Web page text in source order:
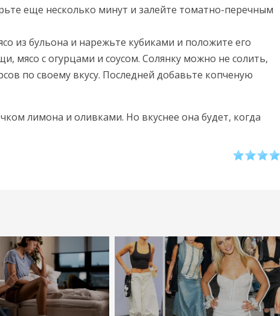
еще несколько минут и залейте томатно-перечным
из бульона и нарежьте кубиками и положите его
мясо с огурцами и соусом. Солянку можно не солить,
по своему вкусу. Последней добавьте копченую
лимона и оливками. Но вкуснее она будет, когда